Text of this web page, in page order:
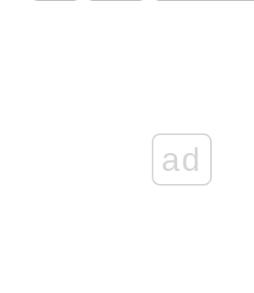
ad